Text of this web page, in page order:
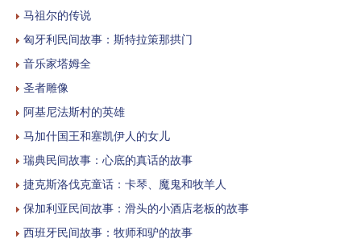
马祖尔的传说
匈牙利民间故事：斯特拉策那拱门
音乐家塔姆全
圣者雕像
阿基尼法斯村的英雄
马加什国王和塞凯伊人的女儿
瑞典民间故事：心底的真话的故事
捷克斯洛伐克童话：卡琴、魔鬼和牧羊人
保加利亚民间故事：滑头的小酒店老板的故事
西班牙民间故事：牧师和驴的故事